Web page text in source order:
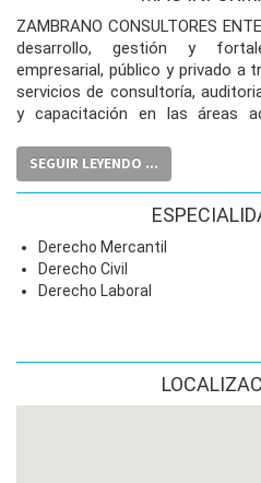
ZAMBRANO CONSULTORES
desarrollo, gestión y
empresarial, público y privado a
servicios de consultoría,
y capacitación en las áreas
económico, productivo,
Direccion: Carrera 19 No. 36-
Celular: 3003007683
SEGUIR LEYENDO ...
Derecho Mercantil
Derecho Civil
Derecho Laboral